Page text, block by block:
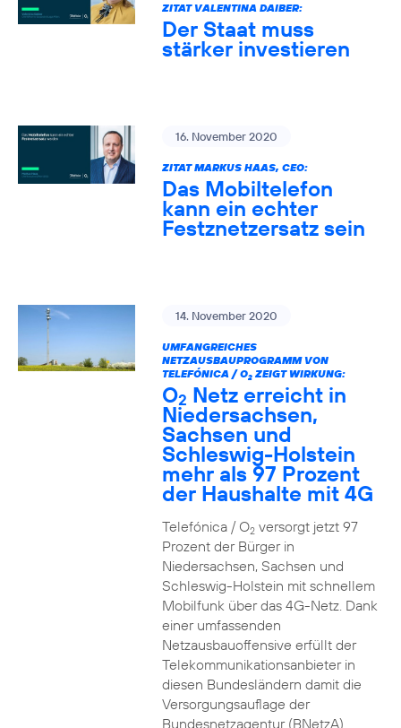
ZITAT VALENTINA DAIBER:
Der Staat muss
stärker investieren
16. November 2020
ZITAT MARKUS HAAS, CEO:
Das Mobiltelefon
kann ein echter
Festznetzersatz sein
14. November 2020
UMFANGREICHES
NETZAUSBAUPROGRAMM VON
TELEFÓNICA / O2ZEIGT WIRKUNG:
O2 Netz erreicht in
Niedersachsen,
Sachsen und
Schleswig-Holstein
mehr als 97 Prozent
der Haushalte mit 4G
Telefónica / O2versorgt jetzt 97
Prozent der Bürger in
Niedersachsen, Sachsen und
Schleswig-Holstein mit schnellem
Mobilfunk über das 4G-Netz. Dank
einer umfassenden
Netzausbauoffensive erfüllt der
Telekommunikationsanbieter in
diesen Bundesländern damit die
Versorgungsauflage der
Bundesnetzagentur (BNetzA)